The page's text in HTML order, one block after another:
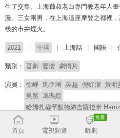
生了交集。上海爺叔老白專門教老年人
漫。三女兩男，在上海這座摩登之都裡
樣的市井煙火。
2021 中國 上海話 國語
類別： 喜劇 愛情 劇情片
演員： 徐崢 馬伊琍 吳越 倪虹潔 黃明
吳冕 馮瑪婭
哈姆扎穆罕默德納吉薩拉米
導演： 邵藝輝
首頁 電視頻道 戲劇